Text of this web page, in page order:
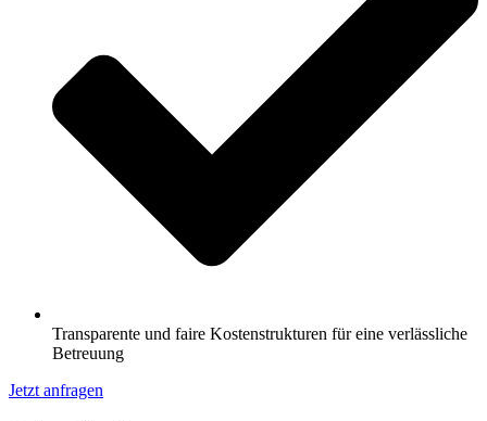
Transparente und faire Kostenstrukturen für eine verlässliche
Betreuung
Jetzt anfragen